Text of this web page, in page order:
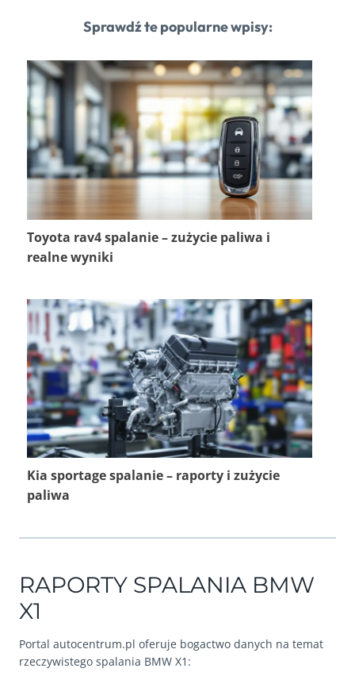
Sprawdź te popularne wpisy:
Toyota rav4 spalanie – zużycie paliwa i
realne wyniki
Kia sportage spalanie – raporty i zużycie
paliwa
RAPORTY SPALANIA BMW
X1
Portal autocentrum.pl oferuje bogactwo danych na temat
rzeczywistego spalania BMW X1: